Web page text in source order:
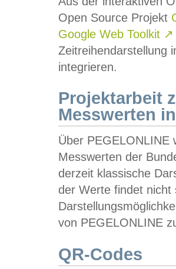
Open Source Projekt
Google Web Toolkit ↗
Zeitreihendarstellung
integrieren.
Projektarbeit
Messwerten
Über PEGELONLINE
Messwerten der
derzeit klassische
der Werte findet
von PEGELONLINE
QR-Codes